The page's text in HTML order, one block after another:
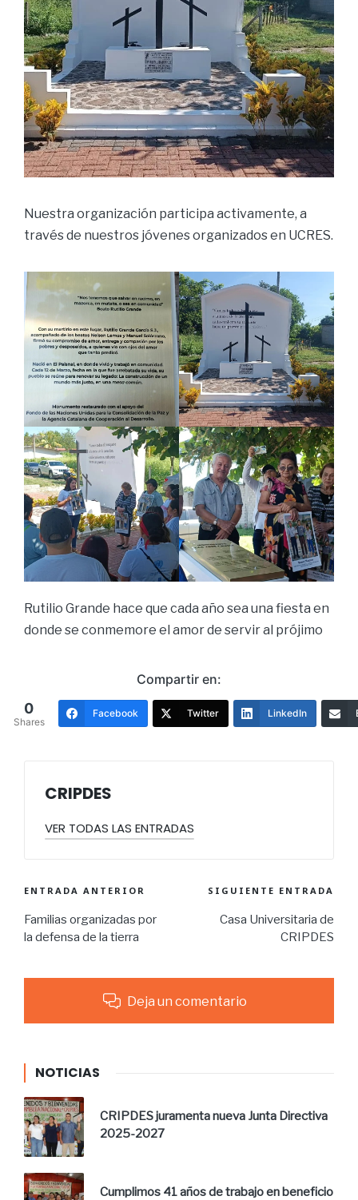
Nuestra organización participa activamente, a
través de nuestros jóvenes organizados en UCRES.
Rutilio Grande hace que cada año sea una fiesta en
donde se conmemore el amor de servir al prójimo
Compartir en:
0
Shares
Facebook Twitter LinkedIn
CRIPDES
VER TODAS LAS ENTRADAS
ENTRADA ANTERIOR
Familias organizadas por
la defensa de la tierra
SIGUIENTE ENTRADA
Casa Universitaria de
CRIPDES
Deja un comentario
NOTICIAS
CRIPDES juramenta nueva Junta Directiva
2025-2027
Cumplimos 41 años de trabajo en beneficio